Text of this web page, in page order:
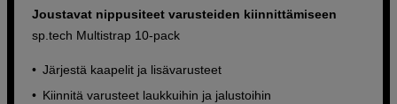
Joustavat nippusiteet varusteiden kiinnittämiseen
sp.tech Multistrap 10-pack
Järjestä kaapelit ja lisävarusteet
Kiinnitä varusteet laukkuihin ja jalustoihin